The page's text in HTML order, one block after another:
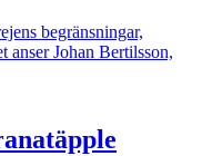
begränsningar,
Johan Bertilsson,